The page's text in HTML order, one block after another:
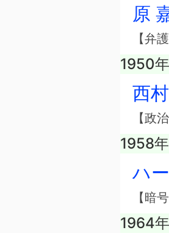
原
【弁
1950
西
【政
1958
ハ
【暗
1964